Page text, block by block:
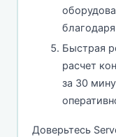
Быстрая
расчет
за 30
Доверьтесь